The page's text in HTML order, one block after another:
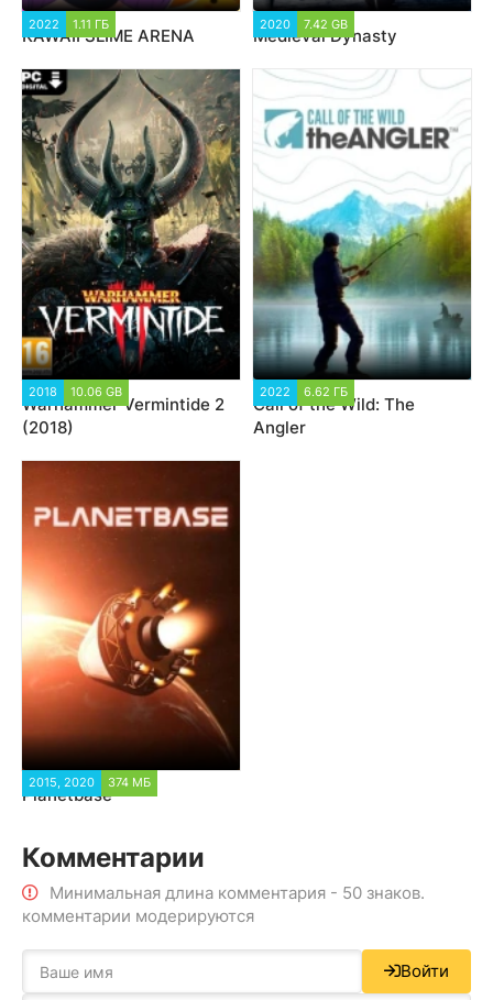
2022 1.11 ГБ
KAWAII SLIME ARENA
2020 7.42 GB
Medieval Dynasty
2018 10.06 GB
Warhammer Vermintide 2
(2018)
2022 6.62 ГБ
Call of the Wild: The
Angler
2015, 2020 374 МБ
Planetbase
Комментарии
Минимальная длина комментария - 50 знаков.
комментарии модерируются
Войти